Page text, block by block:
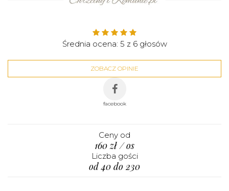
Średnia ocena: 5 z 6głosów
ZOBACZ OPINIE
facebook
Ceny od
160 zł / os
Liczba gości
od 40 do 230